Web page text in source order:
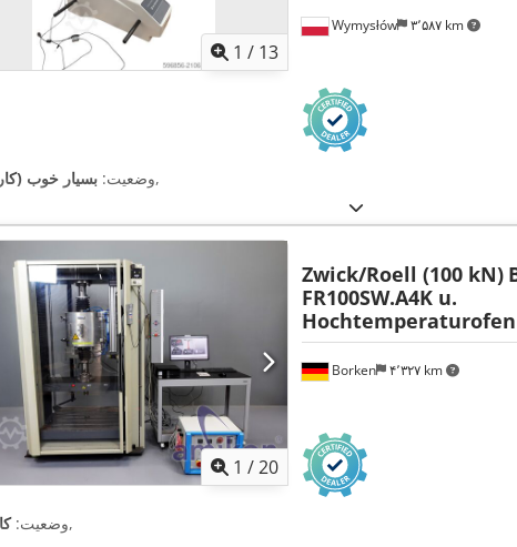
1 / 13
Wymysłów ۳٬۵۸۷ km
وضعیت: بسیار خوب ,
1 /20
Borken ۴٬۳۲۷ km
Zwick/Roell (100 kN)
FR100SW.A4K u.
Hochtemperaturofen
وضعیت:,